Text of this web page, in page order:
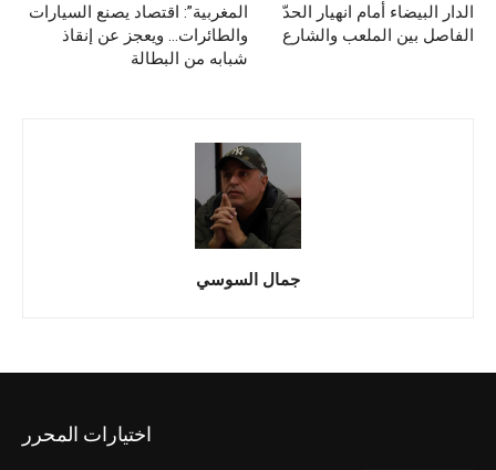
المغربية”: اقتصاد يصنع السيارات
والطائرات… ويعجز عن إنقاذ
شبابه من البطالة
الدار البيضاء أمام انهيار الحدّ
الفاصل بين الملعب والشارع
جمال السوسي
اختيارات المحرر